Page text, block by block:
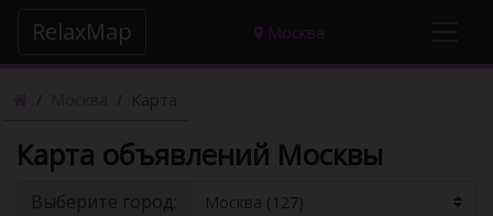
RelaxMap Москва(current)
Карта объявлений Москвы
Выберите город: